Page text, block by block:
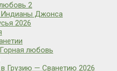
2
Индианы Джонса
2026
любовь
Грузию — Сванетию 2026